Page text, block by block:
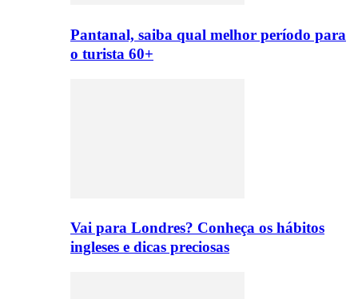
Pantanal, saiba qual melhor período para
o turista 60+
Vai para Londres? Conheça os hábitos
ingleses e dicas preciosas